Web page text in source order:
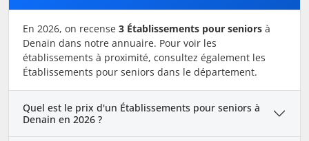
En 2026, on recense 3 Établissements pour seniors à
Denain dans notre annuaire. Pour voir les
établissements à proximité, consultez également les
Établissements pour seniors dans le département.
Quel est le prix d'un Établissements pour seniors à
Denain en 2026 ?